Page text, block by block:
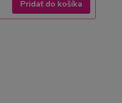
Pridať do košíka